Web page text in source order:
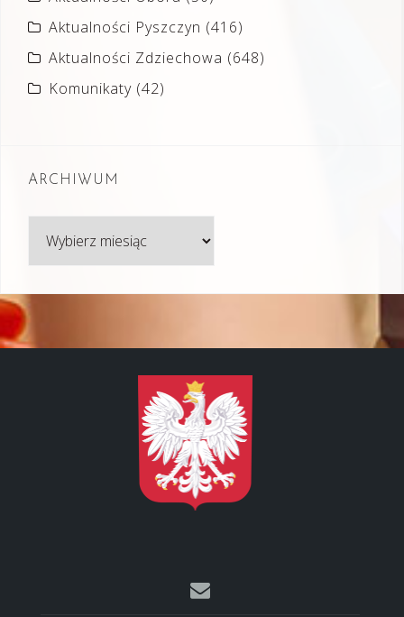
Aktualności Pyszczyn (416)
Aktualności Zdziechowa (648)
Komunikaty (42)
ARCHIWUM